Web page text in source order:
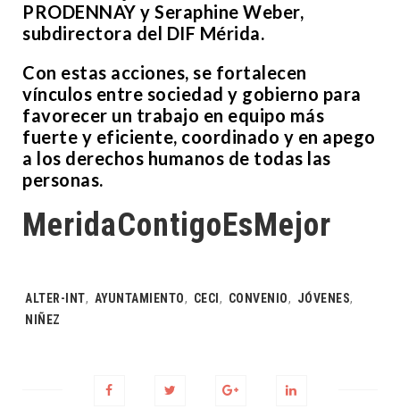
PRODENNAY y Seraphine Weber,
subdirectora del DIF Mérida.
Con estas acciones, se fortalecen
vínculos entre sociedad y gobierno para
favorecer un trabajo en equipo más
fuerte y eficiente, coordinado y en apego
a los derechos humanos de todas las
personas.
MeridaContigoEsMejor
Tags:
ALTER-INT, AYUNTAMIENTO, CECI , CONVENIO, JÓVENES,
NIÑEZ